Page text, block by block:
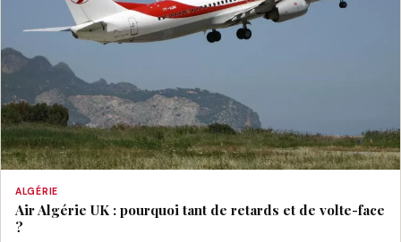
ALGÉRIE
Air Algérie UK : pourquoi tant de retards et de volte-face
?